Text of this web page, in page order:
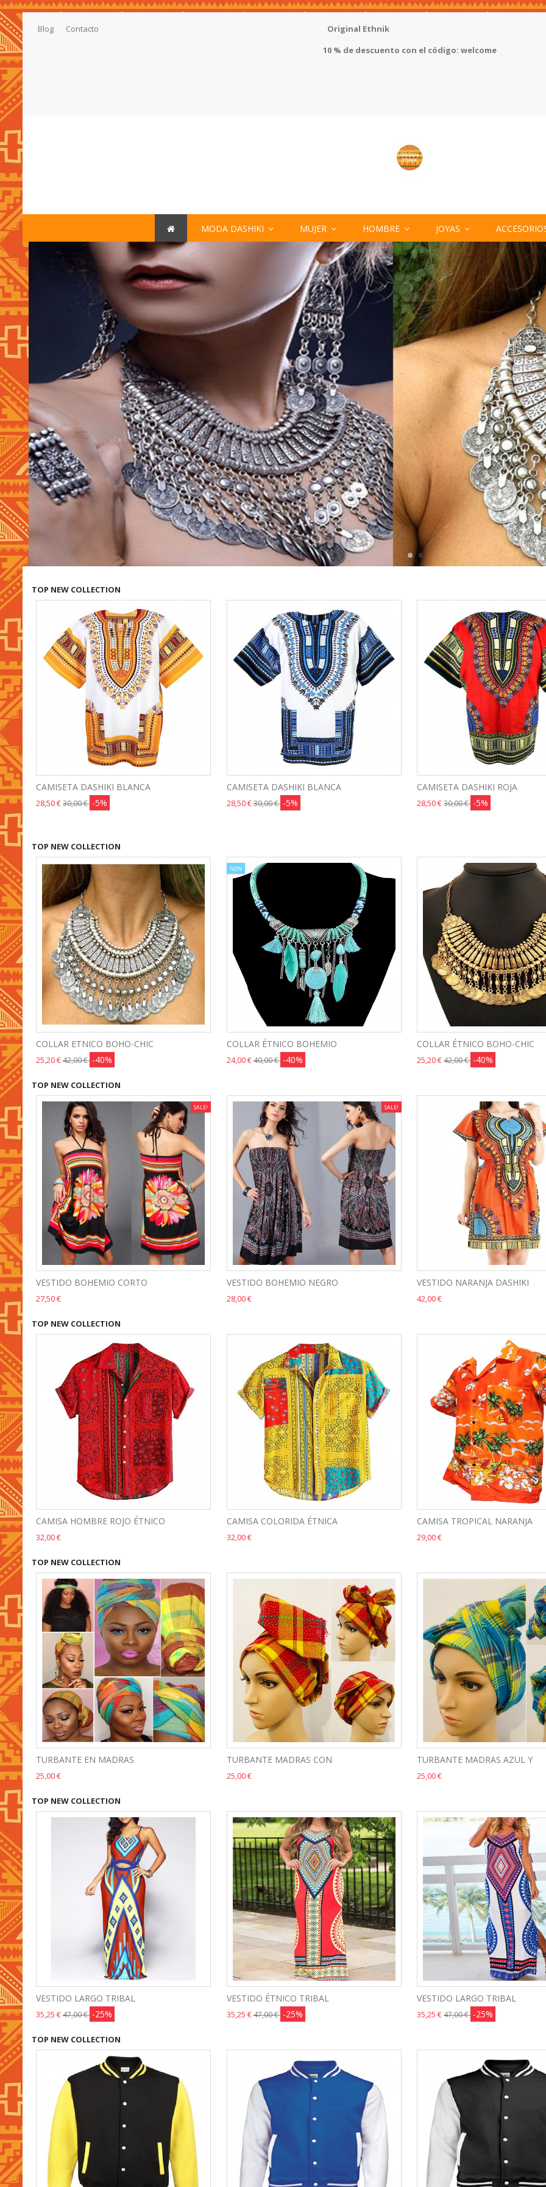
Blog Contacto
Original Ethnik
10 % de descuento con el código: welcome
MODA DASHIKI MUJER HOMBRE JOYAS
TOP NEW COLLECTION
CAMISETA DASHIKI BLANCA
28,50 €30,00 € -5%
CAMISETA DASHIKI BLANCA
28,50 €30,00 € -5%
CAMISETA DASHIKI ROJA
28,50 €30,00 € -5%
TOP NEW COLLECTION
COLLAR ETNICO BOHO-CHIC
25,20 €42,00 € -40%
NEW
COLLAR ÉTNICO BOHEMIO
24,00 €40,00 € -40%
COLLAR ÉTNICO BOHO-CHIC
25,20 €42,00 € -40%
TOP NEW COLLECTION
SALE!
VESTIDO BOHEMIO CORTO
27,50 €
SALE!
VESTIDO BOHEMIO NEGRO
28,00 €
VESTIDO NARANJA DASHIKI
42,00 €
TOP NEW COLLECTION
CAMISA HOMBRE ROJO ÉTNICO
32,00 €
CAMISA COLORIDA ÉTNICA
32,00 €
CAMISA TROPICAL NARANJA
29,00 €
TOP NEW COLLECTION
TURBANTE EN MADRAS
25,00 €
TURBANTE MADRAS CON
25,00 €
TURBANTE MADRAS AZUL Y
25,00 €
TOP NEW COLLECTION
VESTIDO LARGO TRIBAL
35,25 €47,00 € -25%
VESTIDO ÉTNICO TRIBAL
35,25 €47,00 € -25%
VESTIDO LARGO TRIBAL
35,25 €47,00 € -25%
TOP NEW COLLECTION